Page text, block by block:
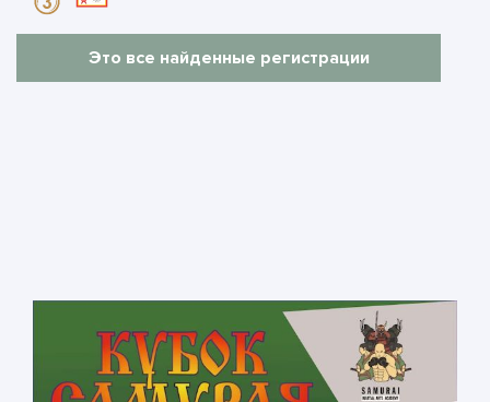
Это все найденные регистрации